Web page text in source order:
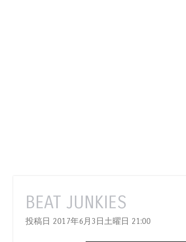
BEAT JUNKIES
投稿日 2017年6月3日土曜日 21:00